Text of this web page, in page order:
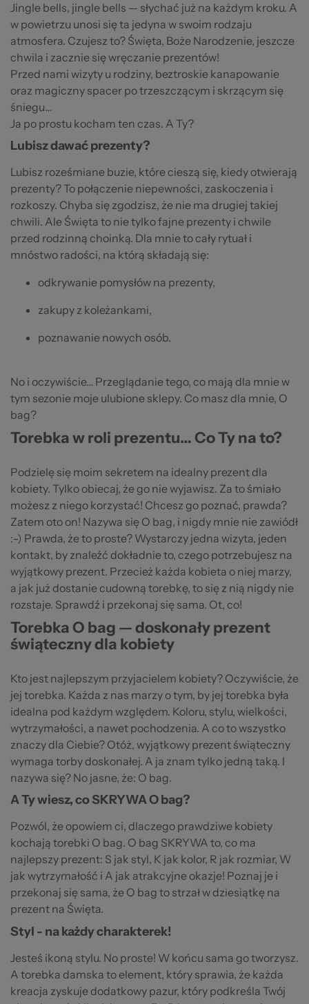
Jingle bells, jingle bells — słychać już na każdym kroku. A
w powietrzu unosi się ta jedyna w swoim rodzaju
atmosfera. Czujesz to? Święta, Boże Narodzenie, jeszcze
chwila i zacznie się wręczanie prezentów!
Przed nami wizyty u rodziny, beztroskie kanapowanie
oraz magiczny spacer po trzeszczącym i skrzącym się
śniegu…
Ja po prostu kocham ten czas. A Ty?
Lubisz dawać prezenty?
Lubisz roześmiane buzie, które cieszą się, kiedy otwierają
prezenty? To połączenie niepewności, zaskoczenia i
rozkoszy. Chyba się zgodzisz, że nie ma drugiej takiej
chwili. Ale Święta to nie tylko fajne prezenty i chwile
przed rodzinną choinką. Dla mnie to cały rytuał i
mnóstwo radości, na którą składają się:
odkrywanie pomysłów na prezenty,
zakupy z koleżankami,
poznawanie nowych osób.
No i oczywiście… Przeglądanie tego, co mają dla mnie w
tym sezonie moje ulubione sklepy. Co masz dla mnie, O
bag?
Torebka w roli prezentu… Co Ty na to?
Podzielę się moim sekretem na idealny prezent dla
kobiety. Tylko obiecaj, że go nie wyjawisz. Za to śmiało
możesz z niego korzystać! Chcesz go poznać, prawda?
Zatem oto on! Nazywa się O bag, i nigdy mnie nie zawiódł
:-) Prawda, że to proste? Wystarczy jedna wizyta, jeden
kontakt, by znaleźć dokładnie to, czego potrzebujesz na
wyjątkowy prezent. Przecież każda kobieta o niej marzy,
a jak już dostanie cudowną torebkę, to się z nią nigdy nie
rozstaje. Sprawdź i przekonaj się sama. Ot, co!
Torebka O bag — doskonały prezent
świąteczny dla kobiety
Kto jest najlepszym przyjacielem kobiety? Oczywiście, że
jej torebka. Każda z nas marzy o tym, by jej torebka była
idealna pod każdym względem. Koloru, stylu, wielkości,
wytrzymałości, a nawet pochodzenia. A co to wszystko
znaczy dla Ciebie? Otóż, wyjątkowy prezent świąteczny
wymaga torby doskonałej. A ja znam tylko jedną taką. I
nazywa się? No jasne, że: O bag.
A Ty wiesz, co SKRYWA O bag?
Pozwól, że opowiem ci, dlaczego prawdziwe kobiety
kochają torebki O bag. O bag SKRYWA to, co ma
najlepszy prezent: S jak styl, K jak kolor, R jak rozmiar, W
jak wytrzymałość i A jak atrakcyjne okazje! Poznaj je i
przekonaj się sama, że O bag to strzał w dziesiątkę na
prezent na Święta.
Styl - na każdy charakterek!
Jesteś ikoną stylu. No proste! W końcu sama go tworzysz.
A torebka damska to element, który sprawia, że każda
kreacja zyskuje dodatkowy pazur, który podkreśla Twój